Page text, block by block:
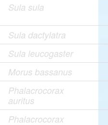
Sula sula
Sula dactylatra
Sula leucogaster
Morus bassanus
Phalacrocorax
auritus
Phalacrocorax